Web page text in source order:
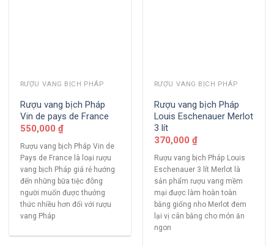
RƯỢU VANG BỊCH PHÁP
Rượu vang bịch Pháp
Vin de pays de France
550,000 ₫
Rượu vang bịch Pháp Vin de
Pays de France là loại rượu
vang bịch Pháp giá rẻ hướng
đến những bữa tiệc đông
người muốn được thưởng
thức nhiều hơn đối với rượu
vang Pháp
RƯỢU VANG BỊCH PHÁP
Rượu vang bịch Pháp
Louis Eschenauer Merlot
3 lít
370,000 ₫
Rượu vang bịch Pháp Louis
Eschenauer 3 lít Merlot là
sản phẩm rượu vang mềm
mại được làm hoàn toàn
bằng giống nho Merlot đem
lại vị cân bằng cho món ăn
ngon